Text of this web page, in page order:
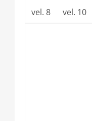
vel. 8 vel. 10